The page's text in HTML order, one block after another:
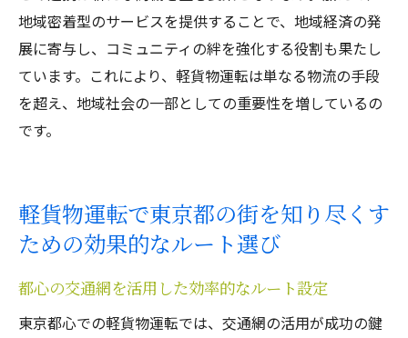
地域密着型のサービスを提供することで、地域経済の発
展に寄与し、コミュニティの絆を強化する役割も果たし
ています。これにより、軽貨物運転は単なる物流の手段
を超え、地域社会の一部としての重要性を増しているの
です。
軽貨物運転で東京都の街を知り尽くす
ための効果的なルート選び
都心の交通網を活用した効率的なルート設定
東京都心での軽貨物運転では、交通網の活用が成功の鍵